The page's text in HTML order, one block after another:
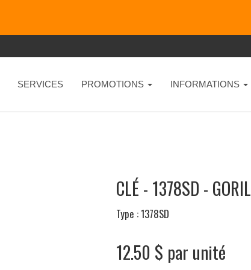
SERVICES PROMOTIONS INFORMATIONS
CLÉ - 1378SD -
Type : 1378SD
12.50 $ par unité